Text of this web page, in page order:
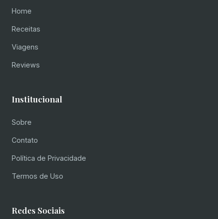
Home
Receitas
Viagens
Reviews
Institucional
Sobre
Contato
Política de Privacidade
Termos de Uso
Redes Sociais